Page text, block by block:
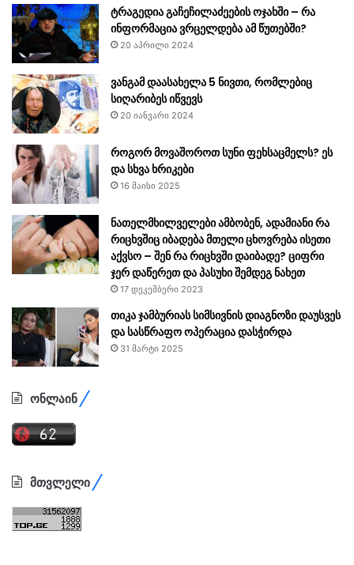
ტრაგედია გაჩეჩილაძეების ოჯახში – რა
ინფორმაცია ვრცელდება ამ წუთებში?
20 აპრილი 2024
ვანგამ დაასახელა 5 ნივთი, რომლებიც
სიღარიბეს იწვევს
20 იანვარი 2024
როგორ მოვაშოროთ სუნი ფეხსაცმელს? ეს
და სხვა ხრიკები
16 მაისი 2025
ნათელმხილველები ამბობენ, ადამიანი რა
რიცხვშიც იბადება მთელი ცხოვრება ისეთი
აქვსო – შენ რა რიცხვში დაიბადე? ციფრი
ჯერ დაწერეთ და პასუხი შემდეგ ნახეთ
17 დეკემბერი 2023
თიკა ჯამბურიას სიმსივნის დიაგნოზი დაუსვეს
და სასწრაფო ოპერაცია დასჭირდა
31 მარტი 2025
ონლაინ
მთვლელი